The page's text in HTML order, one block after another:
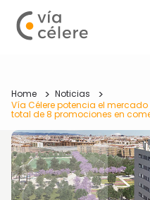
Home
Noticias
Vía Célere potencia el
total de 8 promociones en